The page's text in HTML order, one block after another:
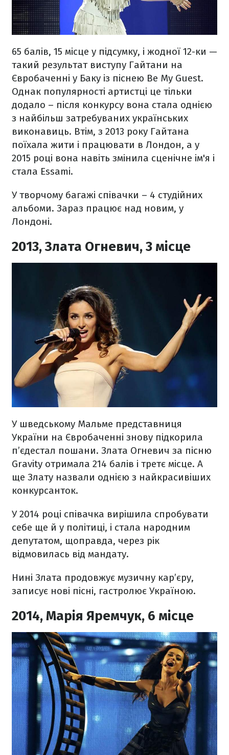
65 балів, 15 місце у підсумку, і жодної 12-ки —
такий результат виступу Гайтани на
Євробаченні у Баку із піснею Be My Guest.
Однак популярності артистці це тільки
додало – після конкурсу вона стала однією
з найбільш затребуваних українських
виконавиць. Втім, з 2013 року Гайтана
поїхала жити і працювати в Лондон, а у
2015 році вона навіть змінила сценічне ім'я і
стала Essami.
У творчому багажі співачки – 4 студійних
альбоми. Зараз працює над новим, у
Лондоні.
2013, Злата Огневич, 3 місце
У шведському Мальме представниця
України на Євробаченні знову підкорила
п’єдестал пошани. Злата Огневич за пісню
Gravity отримала 214 балів і третє місце. А
ще Злату назвали однією з найкрасивіших
конкурсанток.
У 2014 році співачка вирішила спробувати
себе ще й у політиці, і стала народним
депутатом, щоправда, через рік
відмовилась від мандату.
Нині Злата продовжує музичну кар’єру,
записує нові пісні, гастролює Україною.
2014, Марія Яремчук, 6 місце